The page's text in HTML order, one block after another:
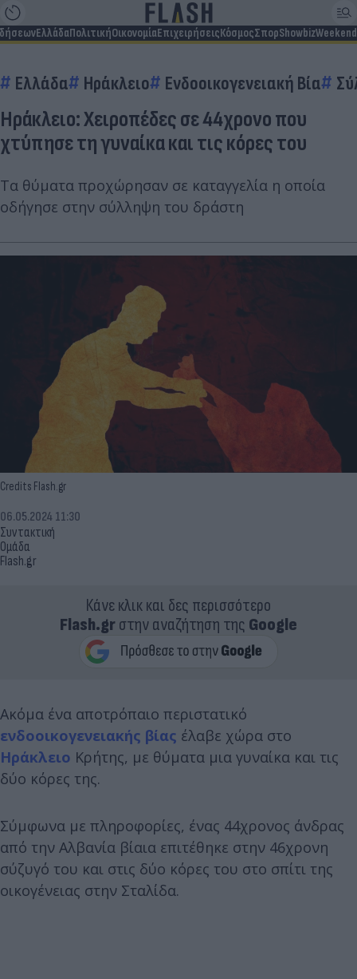
ΕλλάδαΠολιτικήΟικονομίαΕπιχειρήσειςΚόσμοςΣπορShowbizWeekend
Ελλάδα Ηράκλειο Ενδοοικογενειακή Βία
Ηράκλειο: Χειροπέδες σε 44χρονο που
χτύπησε τη γυναίκα και τις κόρες του
Τα θύματα προχώρησαν σε καταγγελία η οποία
οδήγησε στην σύλληψη του δράστη
Credits Flash.gr
Συντακτική
Ομάδα
Flash.gr
06.05.2024 11:30
Κάνε κλικ και δες περισσότερο
Flash.grστην αναζήτηση της Google
Ακόμα ένα αποτρόπαιο περιστατικό
ενδοοικογενειακής βίας έλαβε χώρα στο
Ηράκλειο Κρήτης, με θύματα μια γυναίκα και τις
δύο κόρες της.
Σύμφωνα με πληροφορίες, ένας 44χρονος άνδρας
από την Αλβανία βίαια επιτέθηκε στην 46χρονη
σύζυγό του και στις δύο κόρες του στο σπίτι της
οικογένειας στην Σταλίδα.